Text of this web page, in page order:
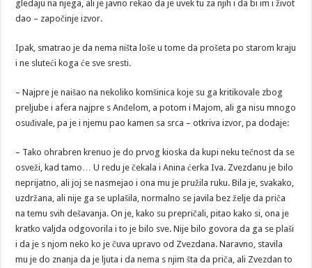
gledaju na njega, ali je javno rekao da je uvek tu za njih i da bi im i život
dao – započinje izvor.
Ipak, smatrao je da nema ništa loše u tome da prošeta po starom kraju
i ne sluteći koga će sve sresti.
– Najpre je naišao na nekoliko komšinica koje su ga kritikovale zbog
preljube i afera najpre s Anđelom, a potom i Majom, ali ga nisu mnogo
osuđivale, pa je i njemu pao kamen sa srca – otkriva izvor, pa dodaje:
– Tako ohrabren krenuo je do prvog kioska da kupi neku tečnost da se
osveži, kad tamo… U redu je čekala i Anina ćerka Iva. Zvezdanu je bilo
neprijatno, ali joj se nasmejao i ona mu je pružila ruku. Bila je, svakako,
uzdržana, ali nije ga se uplašila, normalno se javila bez želje da priča
na temu svih dešavanja. On je, kako su prepričali, pitao kako si, ona je
kratko valjda odgovorila i to je bilo sve. Nije bilo govora da ga se plaši
i da je s njom neko ko je čuva upravo od Zvezdana. Naravno, stavila
mu je do znanja da je ljuta i da nema s njim šta da priča, ali Zvezdan to